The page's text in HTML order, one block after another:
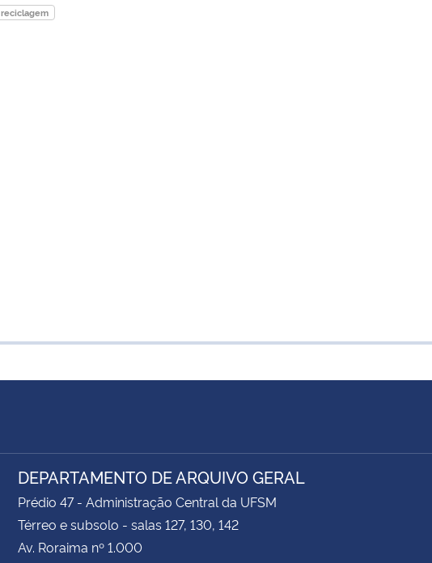
reciclagem
DEPARTAMENTO DE ARQUIVO GERAL
Prédio 47 - Administração Central da UFSM
Térreo e subsolo - salas 127, 130, 142
Av. Roraima nº 1.000